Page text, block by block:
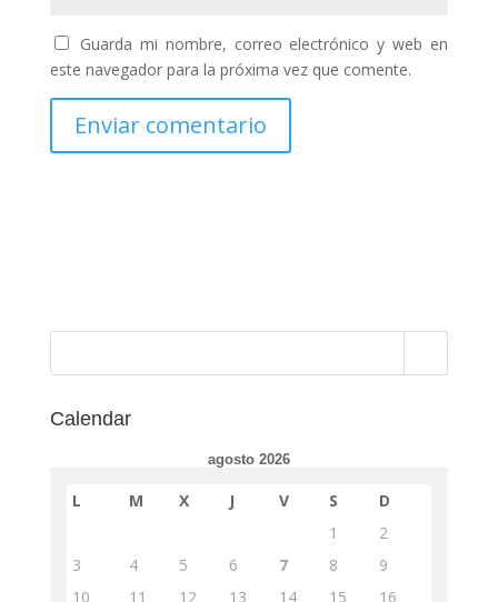
Guarda mi nombre, correo electrónico y web en
este navegador para la próxima vez que comente.
Calendar
agosto 2026
L M X J V S
D
1
2
3
4 5 6 7 8
9
10
11 12 13 14 15
16